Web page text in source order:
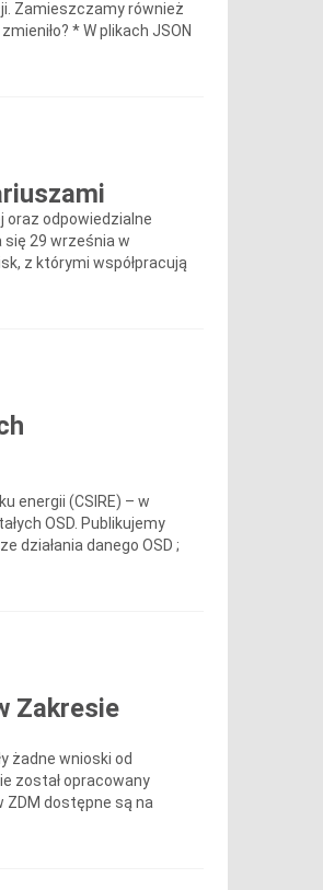
Zamieszczamy również
* W plikach JSON
odpowiedzialne
się 29 września w
z którymi współpracują
energii (CSIRE) – w
OSD. Publikujemy
działania danego OSD ;
Zakresie
żadne wnioski od
został opracowany
dostępne są na